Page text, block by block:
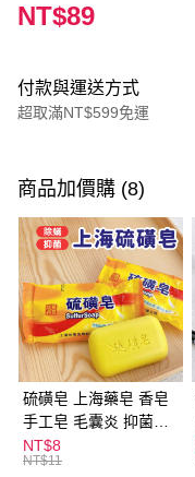
NT$89
付款與運送方式
超取滿NT$599免運
信用卡一次付款
超商取貨付款
LINE Pay
Apple Pay
街口支付
悠遊付
ATM付款
商品加價購 (8)
硫磺皂 上海藥皂 香皂
手工皂 毛囊炎 抑菌除
蟎 清潔護膚 去油去痘
寵物皮膚病 狗狗貓咪
NT$8
NT$11